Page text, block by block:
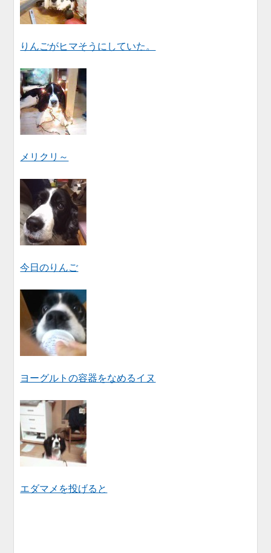
りんごがヒマそうにしていた。
メリクリ～
今日のりんご
ヨーグルトの容器をなめるイヌ
エダマメを投げると